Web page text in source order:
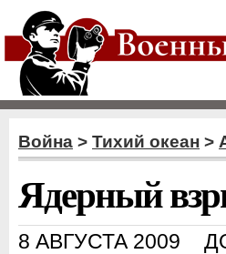
Война > Тихий океан >
Ядерный
8 АВГУСТА 2009